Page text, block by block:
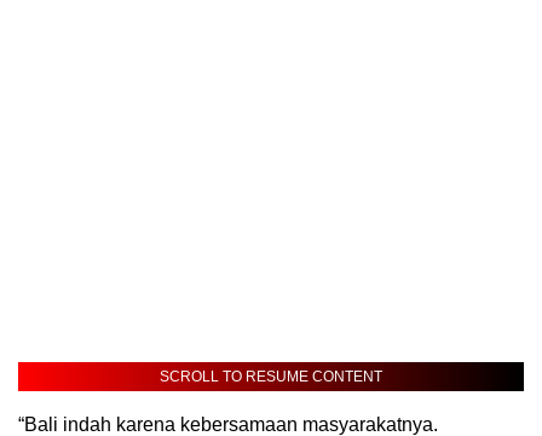
SCROLL TO RESUME CONTENT
“Bali indah karena kebersamaan masyarakatnya.